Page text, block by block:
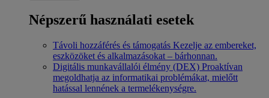
Népszerű használati esetek
Távoli hozzáférés és támogatás Kezelje az embereket,
eszközöket és alkalmazásokat – bárhonnan.
Digitális munkavállalói élmény (DEX) Proaktívan
megoldhatja az informatikai problémákat, mielőtt
hatással lennének a termelékenységre.